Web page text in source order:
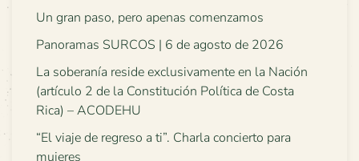
Un gran paso, pero apenas comenzamos
Panoramas SURCOS | 6 de agosto de 2026
La soberanía reside exclusivamente en la Nación
(artículo 2 de la Constitución Política de Costa
Rica) – ACODEHU
“El viaje de regreso a ti”. Charla concierto para
mujeres